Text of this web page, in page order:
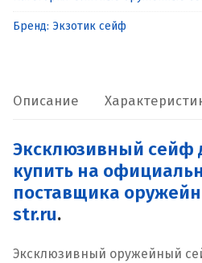
дома
Бренд: Экзотик сейф
Описание
Эксклюзивный сейф
купить на
поставщика
str.ru.
Эксклюзивный оружейный